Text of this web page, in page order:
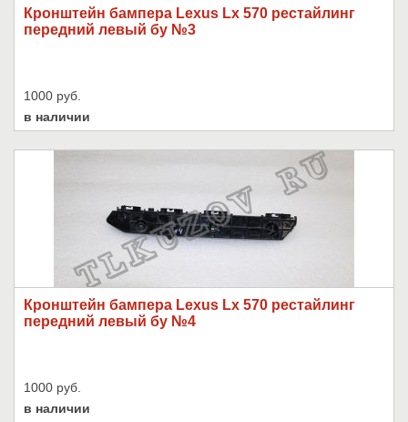
Кронштейн бампера Lexus Lx 570 рестайлинг
передний левый бу №3
1000 руб.
в наличии
Кронштейн бампера Lexus Lx 570 рестайлинг
передний левый бу №4
1000 руб.
в наличии